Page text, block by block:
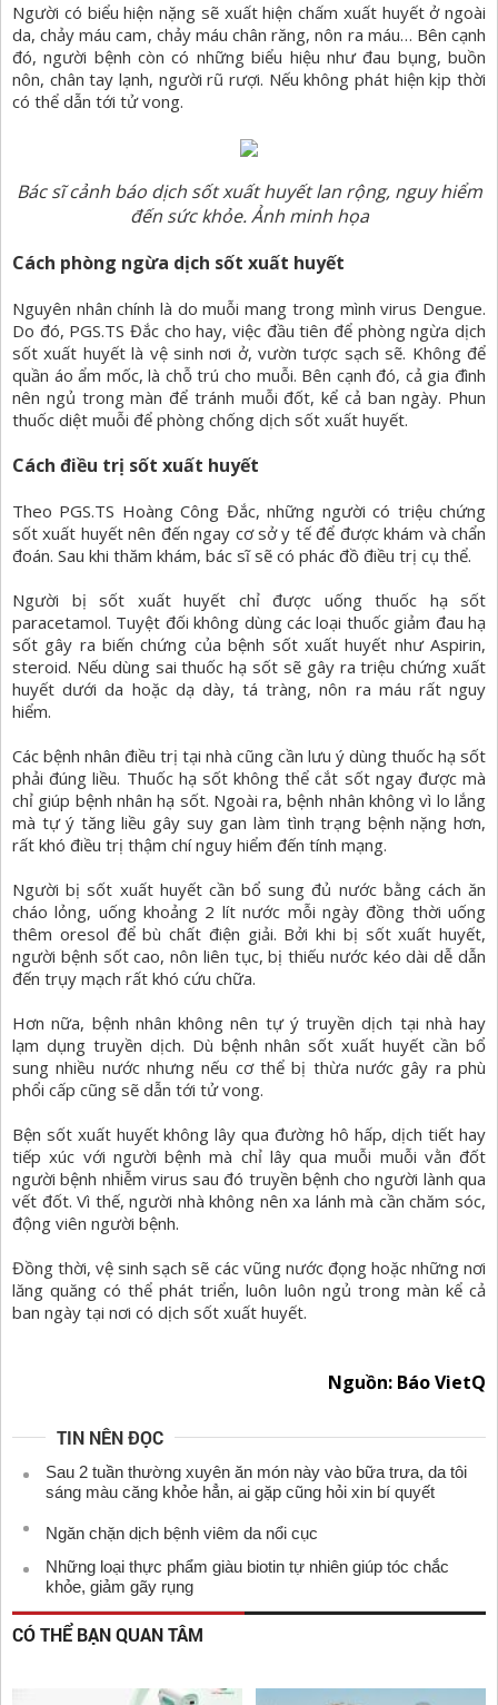
Người có biểu hiện nặng sẽ xuất hiện chấm xuất huyết ở ngoài
da, chảy máu cam, chảy máu chân răng, nôn ra máu… Bên cạnh
đó, người bệnh còn có những biểu hiệu như đau bụng, buồn
nôn, chân tay lạnh, người rũ rượi. Nếu không phát hiện kịp thời
có thể dẫn tới tử vong.
Bác sĩ cảnh báo dịch sốt xuất huyết lan rộng, nguy hiểm
đến sức khỏe. Ảnh minh họa
Cách phòng ngừa dịch sốt xuất huyết
Nguyên nhân chính là do muỗi mang trong mình virus Dengue.
Do đó, PGS.TS Đắc cho hay, việc đầu tiên để phòng ngừa dịch
sốt xuất huyết là vệ sinh nơi ở, vườn tược sạch sẽ. Không để
quần áo ẩm mốc, là chỗ trú cho muỗi. Bên cạnh đó, cả gia đình
nên ngủ trong màn để tránh muỗi đốt, kể cả ban ngày. Phun
thuốc diệt muỗi để phòng chống dịch sốt xuất huyết.
Cách điều trị sốt xuất huyết
Theo PGS.TS Hoàng Công Đắc, những người có triệu chứng
sốt xuất huyết nên đến ngay cơ sở y tế để được khám và chẩn
đoán. Sau khi thăm khám, bác sĩ sẽ có phác đồ điều trị cụ thể.
Người bị sốt xuất huyết chỉ được uống thuốc hạ sốt
paracetamol. Tuyệt đối không dùng các loại thuốc giảm đau hạ
sốt gây ra biến chứng của bệnh sốt xuất huyết như Aspirin,
steroid. Nếu dùng sai thuốc hạ sốt sẽ gây ra triệu chứng xuất
huyết dưới da hoặc dạ dày, tá tràng, nôn ra máu rất nguy
hiểm.
Các bệnh nhân điều trị tại nhà cũng cần lưu ý dùng thuốc hạ sốt
phải đúng liều. Thuốc hạ sốt không thể cắt sốt ngay được mà
chỉ giúp bệnh nhân hạ sốt. Ngoài ra, bệnh nhân không vì lo lắng
mà tự ý tăng liều gây suy gan làm tình trạng bệnh nặng hơn,
rất khó điều trị thậm chí nguy hiểm đến tính mạng.
Người bị sốt xuất huyết cần bổ sung đủ nước bằng cách ăn
cháo lỏng, uống khoảng 2 lít nước mỗi ngày đồng thời uống
thêm oresol để bù chất điện giải. Bởi khi bị sốt xuất huyết,
người bệnh sốt cao, nôn liên tục, bị thiếu nước kéo dài dễ dẫn
đến trụy mạch rất khó cứu chữa.
Hơn nữa, bệnh nhân không nên tự ý truyền dịch tại nhà hay
lạm dụng truyền dịch. Dù bệnh nhân sốt xuất huyết cần bổ
sung nhiều nước nhưng nếu cơ thể bị thừa nước gây ra phù
phổi cấp cũng sẽ dẫn tới tử vong.
Bện sốt xuất huyết không lây qua đường hô hấp, dịch tiết hay
tiếp xúc với người bệnh mà chỉ lây qua muỗi muỗi vằn đốt
người bệnh nhiễm virus sau đó truyền bệnh cho người lành qua
vết đốt. Vì thế, người nhà không nên xa lánh mà cần chăm sóc,
động viên người bệnh.
Đồng thời, vệ sinh sạch sẽ các vũng nước đọng hoặc những nơi
lăng quăng có thể phát triển, luôn luôn ngủ trong màn kể cả
ban ngày tại nơi có dịch sốt xuất huyết.
Nguồn: Báo VietQ
TIN NÊN ĐỌC
Sau 2 tuần thường xuyên ăn món này vào bữa trưa, da tôi
sáng màu căng khỏe hẳn, ai gặp cũng hỏi xin bí quyết
Ngăn chặn dịch bệnh viêm da nổi cục
Những loại thực phẩm giàu biotin tự nhiên giúp tóc chắc
khỏe, giảm gãy rụng
CÓ THỂ BẠN QUAN TÂM